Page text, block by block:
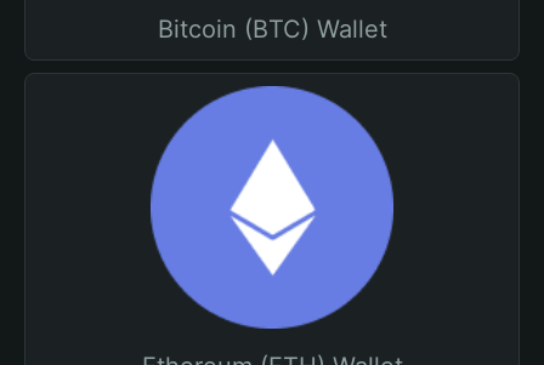
Bitcoin (BTC) Wallet